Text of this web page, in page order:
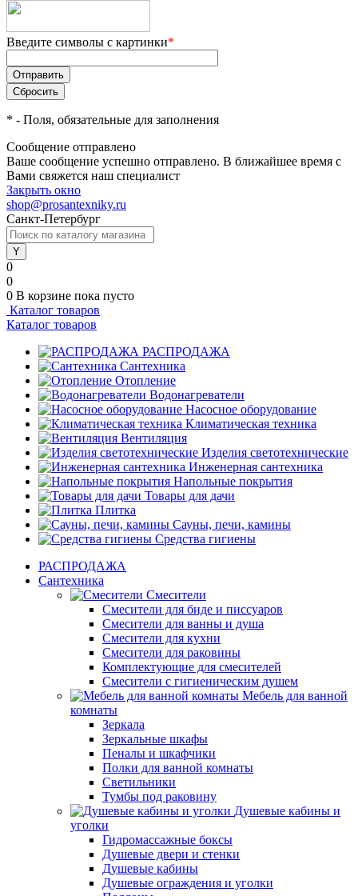
Введите символы с картинки*
* - Поля, обязательные для заполнения
Сообщение отправлено
Ваше сообщение успешно отправлено. В ближайшее время с
Вами свяжется наш специалист
Закрыть окно
shop@prosantexniky.ru
Санкт-Петербург
0
0
0 В корзине пока пусто
Каталог товаров
Каталог товаров
РАСПРОДАЖА
Сантехника
Отопление
Водонагреватели
Насосное оборудование
Климатическая техника
Вентиляция
Изделия светотехнические
Инженерная сантехника
Напольные покрытия
Товары для дачи
Плитка
Сауны, печи, камины
Средства гигиены
РАСПРОДАЖА
Сантехника
Смесители
Смесители для биде и писсуаров
Смесители для ванны и душа
Смесители для кухни
Смесители для раковины
Комплектующие для смесителей
Смесители с гигиеническим душем
Мебель для ванной
комнаты
Зеркала
Зеркальные шкафы
Пеналы и шкафчики
Полки для ванной комнаты
Светильники
Тумбы под раковину
Душевые кабины и
уголки
Гидромассажные боксы
Душевые двери и стенки
Душевые кабины
Душевые ограждения и уголки